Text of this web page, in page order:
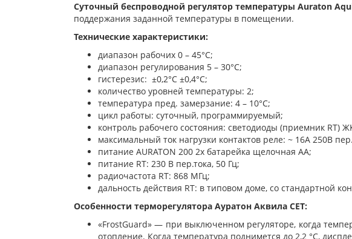
Суточный беспроводной регулятор температуры Auraton
поддержания заданной температуры в помещении.
Технические характеристики:
диапазон рабочих 0 – 45°C;
диапазон регулирования 5 – 30°C;
гистерезис: ±0,2°C ±0,4°C;
количество уровней температуры: 2;
температура пред. замерзание: 4 – 10°C;
цикл работы: суточный, программируемый;
контроль рабочего состояния: светодиоды (приемник RT)
максимальный ток нагрузки контактов реле: ~ 16A 250В
питание AURATON 200 2x батарейка щелочная AA;
питание RT: 230 В пер.тока, 50 Гц;
радиочастота RT: 868 МГц;
дальность действия RT: в типовом доме, со стандартной
Особенности терморегулятора Ауратон Аквила СЕТ:
«FrostGuard» — при выключенном регуляторе, когда
отопление. Когда температура поднимется до 2,2 °C,